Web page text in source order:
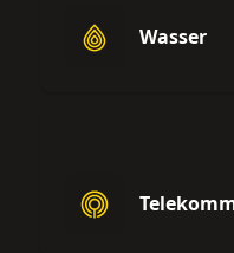
Wasser